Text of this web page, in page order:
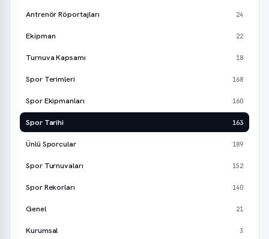
Antrenör Röportajları 24
Ekipman 22
Turnuva Kapsamı 18
Spor Terimleri 168
Spor Ekipmanları 160
Spor Tarihi 163
Ünlü Sporcular 189
Spor Turnuvaları 152
Spor Rekorları 140
Genel 21
Kurumsal 3